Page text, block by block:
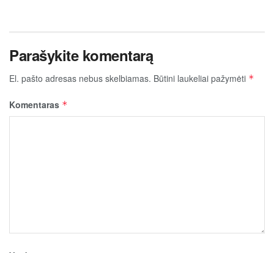
Parašykite komentarą
El. pašto adresas nebus skelbiamas. Būtini laukeliai pažymėti *
Komentaras *